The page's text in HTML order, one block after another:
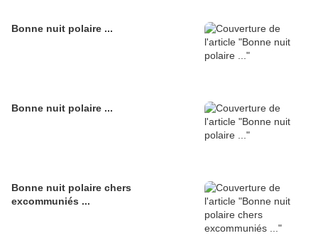
Bonne nuit polaire ...
Bonne nuit polaire ...
Bonne nuit polaire chers
excommuniés ...